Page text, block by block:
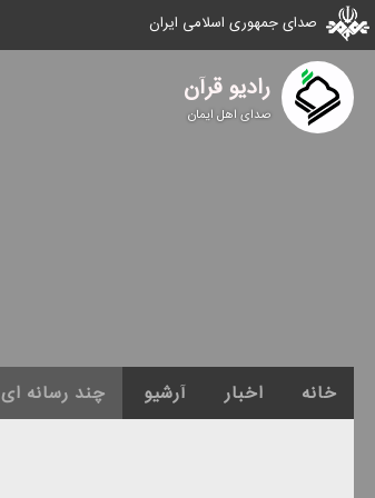
صدای جمهوری اسلامی ایران
رادیو قرآن
صدای اهل ایمان
خانه اخبار آرشیو چند رسانه ای